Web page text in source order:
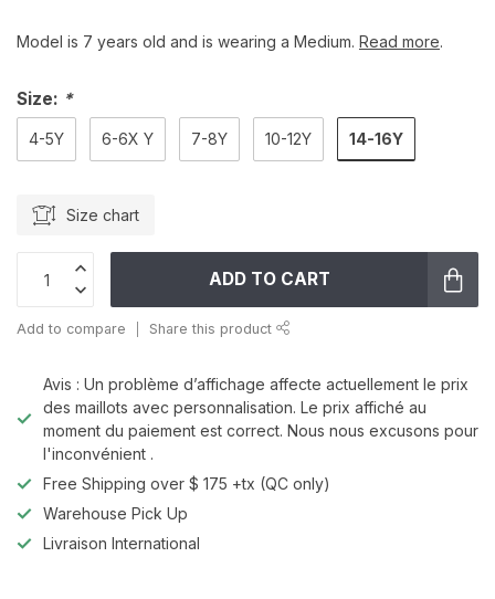
Model is 7 years old and is wearing a Medium. Read more.
Size: *
4-5Y 6-6X Y 7-8Y 10-12Y 14-16Y
Size chart
ADD TO CART
Add to compare Share this product
Avis : Un problème d’affichage affecte actuellement le prix
des maillots avec personnalisation. Le prix affiché au
moment du paiement est correct. Nous nous excusons pour
l'inconvénient .
Free Shipping over $ 175 +tx (QC only)
Warehouse Pick Up
Livraison International